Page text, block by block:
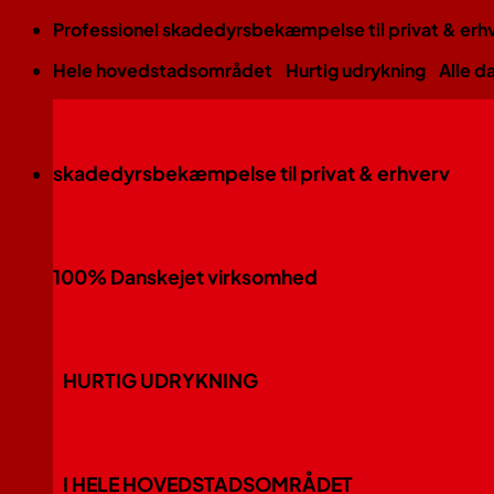
Fortsæt
indhold
Professionel skadedyrsbekæmpelse til privat &
Hele hovedstadsområdet
Hurtig udrykning Alle
skadedyrsbekæmpelse til privat & erhverv
100% Danskejet virksomhed
HURTIG UDRYKNING
I HELE HOVEDSTADSOMRÅDET